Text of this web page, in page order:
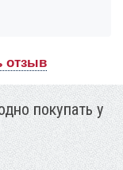
отзыв
покупать у